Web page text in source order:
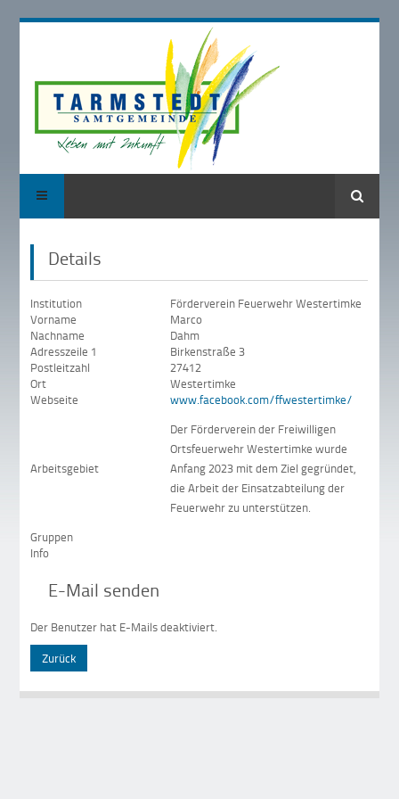
Suche
Details
Institution
Förderverein Feuerwehr Westertimke
Vorname
Marco
Nachname
Dahm
Adresszeile 1
Birkenstraße 3
Postleitzahl
27412
Ort
Westertimke
Webseite
www.facebook.com/ffwestertimke/
Arbeitsgebiet
Der Förderverein der Freiwilligen
Ortsfeuerwehr Westertimke wurde
Anfang 2023 mit dem Ziel gegründet,
die Arbeit der Einsatzabteilung der
Feuerwehr zu unterstützen.
Gruppen
Info
E-Mail senden
Der Benutzer hat E-Mails deaktiviert.
Zurück